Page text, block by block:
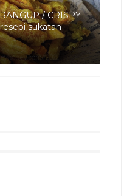
/ CRISPY
sukatan